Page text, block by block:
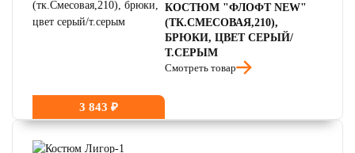
3 843 ₽
КОСТЮМ "ФЛОФТ NEW"
(ТК.СМЕСОВАЯ,210),
БРЮКИ, ЦВЕТ СЕРЫЙ/
Т.СЕРЫМ
Смотреть товар